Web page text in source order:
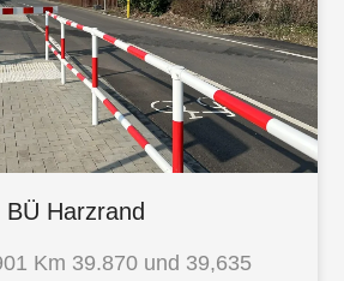
BÜ Harzrand
Km 39.870 und 39,635